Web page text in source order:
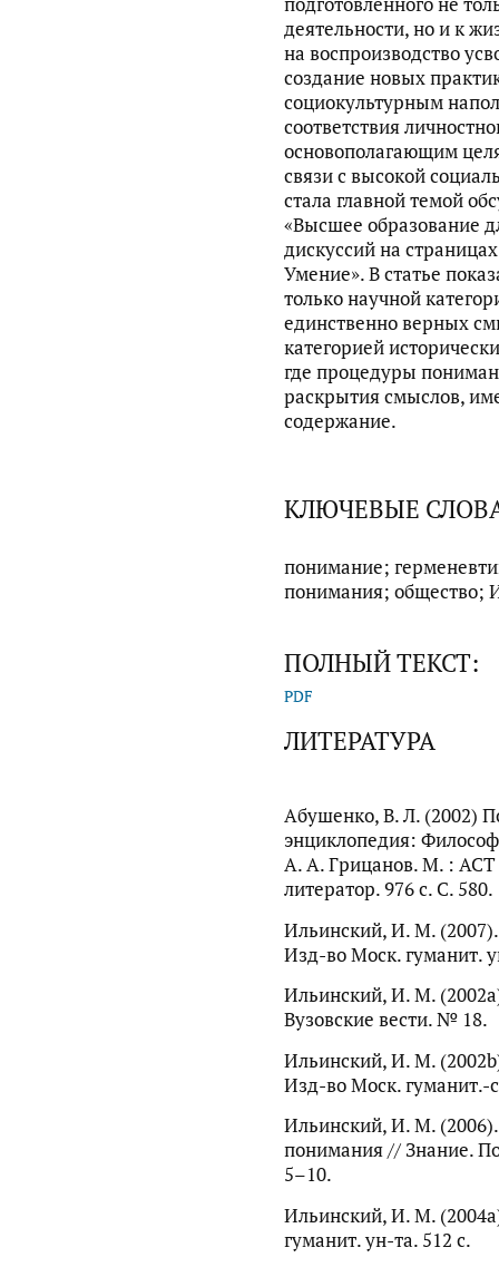
деятельности, но и к
на воспроизводство
создание новых
социокультурным
соответствия
основополагающим
связи с высокой
стала главной темой
«Высшее образование
дискуссий на
Умение». В статье
только научной
единственно верных
категорией
где процедуры
раскрытия смыслов,
содержание.
КЛЮЧЕВЫЕ
понимание;
понимания; общество;
ПОЛНЫЙ ТЕКСТ:
PDF
ЛИТЕРАТУРА
Абушенко, В. Л. (2002)
энциклопедия:
А. А. Грицанов. М. :
литератор. 976 с. С. 580.
Ильинский, И. М.
Изд-во Моск. гуманит.
Ильинский, И. М.
Вузовские вести. № 18.
Ильинский, И. М.
Изд-во Моск. гуманит.-
Ильинский, И. М.
понимания // Знание.
5–10.
Ильинский, И. М.
гуманит. ун-та. 512 с.